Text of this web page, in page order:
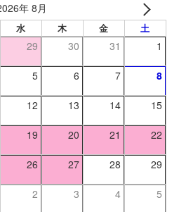
年 8月
水 木 金 土
29 30 31 1
5 6 7 8
12 13 14 15
19 20 21 22
26 27 28 29
2 3 4 5